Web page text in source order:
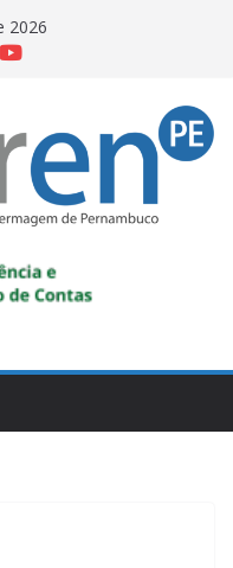
2026